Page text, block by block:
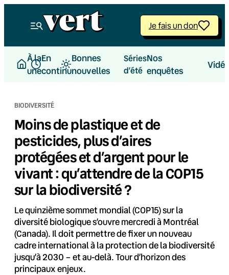
Je fais un don
À la
une
En
continu
Bonnes
nouvelles
Séries
d’été
Nos
enquêtes
BIODIVERSITÉ
Moins de plastique et de
pesticides, plus d’aires
protégées et d’argent pour le
vivant : qu’attendre de la COP15
sur la biodiversité ?
Le quinzième sommet mondial (COP15) sur la
diversité biologique s’ouvre mercredi à Montréal
(Canada). Il doit permettre de fixer un nouveau
cadre international à la protection de la biodiversité
jusqu’à 2030 – et au-delà. Tour d’horizon des
principaux enjeux.